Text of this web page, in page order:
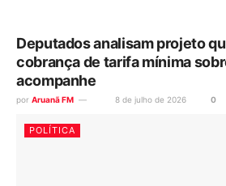
Deputados analisam projeto
cobrança de tarifa mínima
acompanhe
por Aruanã FM 8 de julho de 2026 0
POLÍTICA